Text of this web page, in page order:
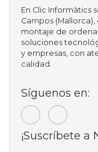
En Clic Informàtics
Campos
montaje de
soluciones
y empresas, con
calidad.
Síguenos en:
¡Suscríbete a